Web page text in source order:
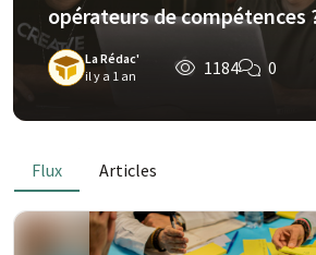
opérateurs de compétences
La Rédac'
il y a 1 an
1184 0
Flux Articles